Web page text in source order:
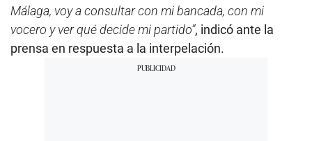
Málaga, voy a consultar con mi bancada, con mi
vocero y ver qué decide mi partido”, indicó ante la
prensa en respuesta a la interpelación.